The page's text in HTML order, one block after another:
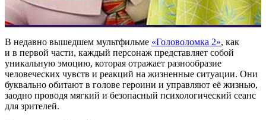
В недавно вышедшем мультфильме «Головоломка 2», как
и в первой части, каждый персонаж представляет собой
уникальную эмоцию, которая отражает разнообразие
человеческих чувств и реакций на жизненные ситуации. Они
буквально обитают в голове героини и управляют её жизнью,
заодно проводя мягкий и безопасный психологический сеанс
для зрителей.